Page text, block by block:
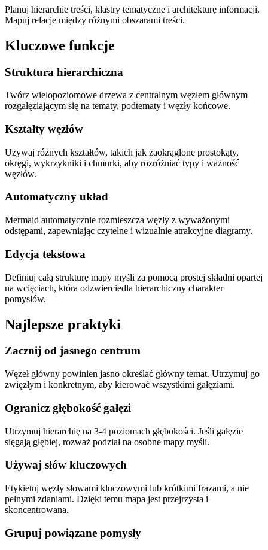
Planuj hierarchie treści, klastry tematyczne i architekturę informacji.
Mapuj relacje między różnymi obszarami treści.
Kluczowe funkcje
Struktura hierarchiczna
Twórz wielopoziomowe drzewa z centralnym węzłem głównym
rozgałęziającym się na tematy, podtematy i węzły końcowe.
Kształty węzłów
Używaj różnych kształtów, takich jak zaokrąglone prostokąty,
okręgi, wykrzykniki i chmurki, aby rozróżniać typy i ważność
węzłów.
Automatyczny układ
Mermaid automatycznie rozmieszcza węzły z wyważonymi
odstępami, zapewniając czytelne i wizualnie atrakcyjne diagramy.
Edycja tekstowa
Definiuj całą strukturę mapy myśli za pomocą prostej składni opartej
na wcięciach, która odzwierciedla hierarchiczny charakter
pomysłów.
Najlepsze praktyki
Zacznij od jasnego centrum
Węzeł główny powinien jasno określać główny temat. Utrzymuj go
zwięzłym i konkretnym, aby kierować wszystkimi gałęziami.
Ogranicz głębokość gałęzi
Utrzymuj hierarchię na 3-4 poziomach głębokości. Jeśli gałęzie
sięgają głębiej, rozważ podział na osobne mapy myśli.
Używaj słów kluczowych
Etykietuj węzły słowami kluczowymi lub krótkimi frazami, a nie
pełnymi zdaniami. Dzięki temu mapa jest przejrzysta i
skoncentrowana.
Grupuj powiązane pomysły